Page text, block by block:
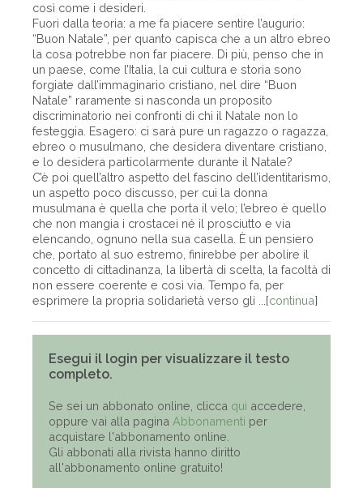
così come i desideri.
Fuori dalla teoria: a me fa piacere sentire l’augurio:
“Buon Natale”, per quanto capisca che a un altro ebreo
la cosa potrebbe non far piacere. Di più, penso che in
un paese, come l’Italia, la cui cultura e storia sono
forgiate dall’immaginario cristiano, nel dire “Buon
Natale” raramente si nasconda un proposito
discriminatorio nei confronti di chi il Natale non lo
festeggia. Esagero: ci sarà pure un ragazzo o ragazza,
ebreo o musulmano, che desidera diventare cristiano,
e lo desidera particolarmente durante il Natale?
C’è poi quell’altro aspetto del fascino dell’identitarismo,
un aspetto poco discusso, per cui la donna
musulmana è quella che porta il velo; l’ebreo è quello
che non mangia i crostacei né il prosciutto e via
elencando, ognuno nella sua casella. È un pensiero
che, portato al suo estremo, finirebbe per abolire il
concetto di cittadinanza, la libertà di scelta, la facoltà di
non essere coerente e così via. Tempo fa, per
esprimere la propria solidarietà verso gli ...[continua]
Esegui il login per visualizzare il testo
completo.
Se sei un abbonato online, clicca qui accedere,
oppure vai alla pagina Abbonamenti per
acquistare l'abbonamento online.
Gli abbonati alla rivista hanno diritto
all'abbonamento online gratuito!